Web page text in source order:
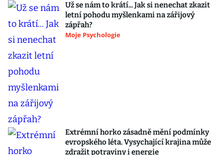
Už se nám to krátí... Jak si nenechat zkazit
letní pohodu myšlenkami na zářijový
zápřah?
Moje Psychologie
Extrémní horko zásadně mění podmínky
evropského léta. Vysychající krajina může
zdražit potraviny i energie